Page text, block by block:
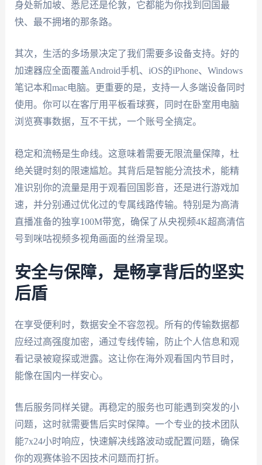
身处新加坡、悉尼还是伦敦，它都能为你找到回国最
快、最不拥堵的那条路。
其次，生活的多场景决定了我们需要多设备支持。好的
加速器应全面覆盖Android手机、iOS的iPhone、Windows
笔记本和mac电脑。更重要的是，支持一人多端设备同时
使用。你可以在客厅用平板看球赛，同时在卧室用电脑
浏览赛事数据，互不干扰，一个账号全搞定。
稳定和流畅是生命线。这意味着需要无限流量保障，杜
绝关键时刻的限速尴尬。其背后是智能分流技术，能精
准识别你的流量是用于观看回国影音，还是进行游戏加
速，并分别通过优化过的专属线路传输。特别是为高清
直播准备的独享100M带宽，确保了从央视频4K超高清信
号到咪咕视频多视角画面的丝滑呈现。
安全与保障，是畅享背后的坚实
后盾
在享受便利时，数据安全不容忽视。所有的传输数据都
应经过高强度加密，通过专线传输，防止个人信息和观
看记录被窥探或泄露。这让你在海外观看国内节目时，
能像在国内一样安心。
售后服务同样关键。再稳定的服务也可能遇到突发的小
问题，这时就需要售后实时保障。一个专业的技术团队
能7x24小时响应，快速解决线路波动或配置问题，确保
你的观赛体验不因技术问题而打折。